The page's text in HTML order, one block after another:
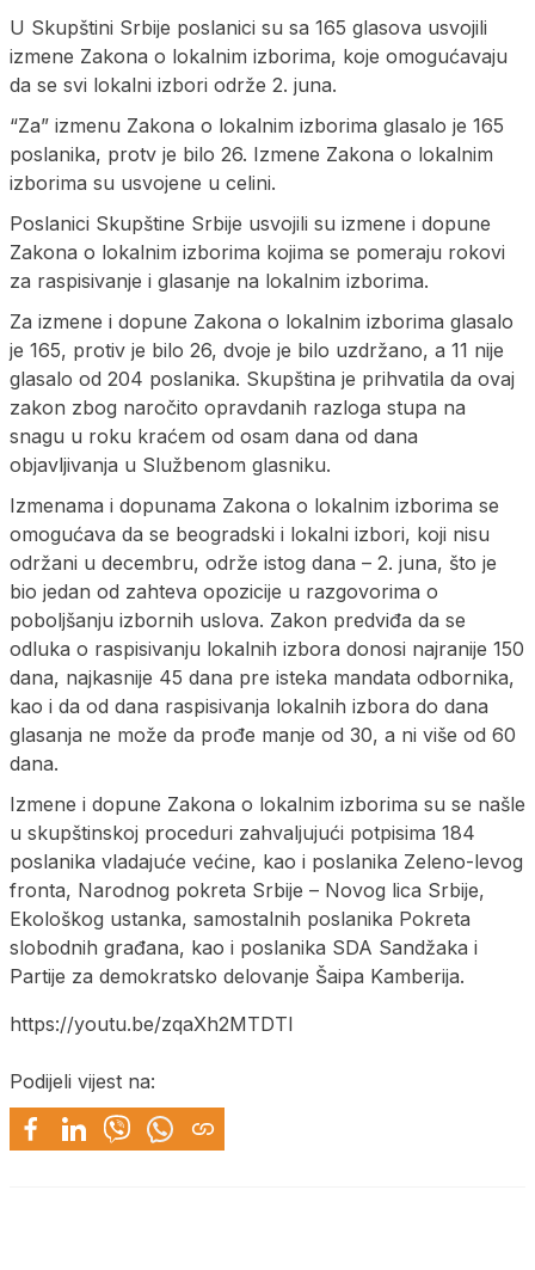
U Skupštini Srbije poslanici su sa 165 glasova usvojili
izmene Zakona o lokalnim izborima, koje omogućavaju
da se svi lokalni izbori održe 2. juna.
“Za” izmenu Zakona o lokalnim izborima glasalo je 165
poslanika, protv je bilo 26. Izmene Zakona o lokalnim
izborima su usvojene u celini.
Poslanici Skupštine Srbije usvojili su izmene i dopune
Zakona o lokalnim izborima kojima se pomeraju rokovi
za raspisivanje i glasanje na lokalnim izborima.
Za izmene i dopune Zakona o lokalnim izborima glasalo
je 165, protiv je bilo 26, dvoje je bilo uzdržano, a 11 nije
glasalo od 204 poslanika. Skupština je prihvatila da ovaj
zakon zbog naročito opravdanih razloga stupa na
snagu u roku kraćem od osam dana od dana
objavljivanja u Službenom glasniku.
Izmenama i dopunama Zakona o lokalnim izborima se
omogućava da se beogradski i lokalni izbori, koji nisu
održani u decembru, održe istog dana – 2. juna, što je
bio jedan od zahteva opozicije u razgovorima o
poboljšanju izbornih uslova. Zakon predviđa da se
odluka o raspisivanju lokalnih izbora donosi najranije 150
dana, najkasnije 45 dana pre isteka mandata odbornika,
kao i da od dana raspisivanja lokalnih izbora do dana
glasanja ne može da prođe manje od 30, a ni više od 60
dana.
Izmene i dopune Zakona o lokalnim izborima su se našle
u skupštinskoj proceduri zahvaljujući potpisima 184
poslanika vladajuće većine, kao i poslanika Zeleno-levog
fronta, Narodnog pokreta Srbije – Novog lica Srbije,
Ekološkog ustanka, samostalnih poslanika Pokreta
slobodnih građana, kao i poslanika SDA Sandžaka i
Partije za demokratsko delovanje Šaipa Kamberija.
https://youtu.be/zqaXh2MTDTI
Podijeli vijest na: